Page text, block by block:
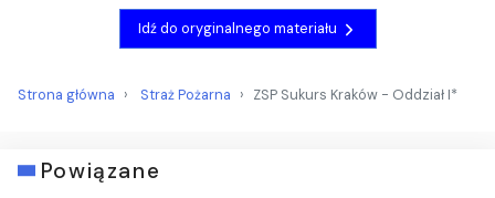
Idź do oryginalnego materiału
Strona główna Straż Pożarna ZSP Sukurs Kraków - Oddział I*
Powiązane